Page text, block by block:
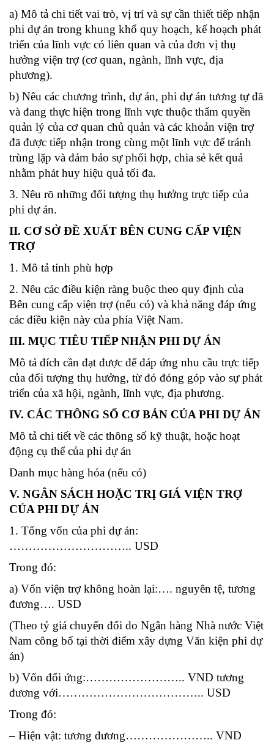
a) Mô tả chi tiết vai trò, vị trí và sự cần thiết tiếp nhận
phi dự án trong khung khổ quy hoạch, kế hoạch phát
triển của lĩnh vực có liên quan và của đơn vị thụ
hưởng viện trợ (cơ quan, ngành, lĩnh vực, địa
phương).
b) Nêu các chương trình, dự án, phi dự án tương tự đã
và đang thực hiện trong lĩnh vực thuộc thẩm quyền
quản lý của cơ quan chủ quản và các khoản viện trợ
đã được tiếp nhận trong cùng một lĩnh vực để tránh
trùng lặp và đảm bảo sự phối hợp, chia sẻ kết quả
nhằm phát huy hiệu quả tối đa.
3. Nêu rõ những đối tượng thụ hưởng trực tiếp của
phi dự án.
II. CƠ SỞ ĐỀ XUẤT BÊN CUNG CẤP VIỆN
TRỢ
1. Mô tả tính phù hợp
2. Nêu các điều kiện ràng buộc theo quy định của
Bên cung cấp viện trợ (nếu có) và khả năng đáp ứng
các điều kiện này của phía Việt Nam.
III. MỤC TIÊU TIẾP NHẬN PHI DỰ ÁN
Mô tả đích cần đạt được để đáp ứng nhu cầu trực tiếp
của đối tượng thụ hưởng, từ đó đóng góp vào sự phát
triển của xã hội, ngành, lĩnh vực, địa phương.
IV. CÁC THÔNG SỐ CƠ BẢN CỦA PHI DỰ ÁN
Mô tả chi tiết về các thông số kỹ thuật, hoặc hoạt
động cụ thể của phi dự án
Danh mục hàng hóa (nếu có)
V. NGÂN SÁCH HOẶC TRỊ GIÁ VIỆN TRỢ
CỦA PHI DỰ ÁN
1. Tổng vốn của phi dự án:
………………………….. USD
Trong đó:
a) Vốn viện trợ không hoàn lại:…. nguyên tệ, tương
đương…. USD
(Theo tỷ giá chuyển đổi do Ngân hàng Nhà nước Việt
Nam công bố tại thời điểm xây dựng Văn kiện phi dự
án)
b) Vốn đối ứng:…………………….. VND tương
đương với……………………………….. USD
Trong đó:
– Hiện vật: tương đương………………….. VND